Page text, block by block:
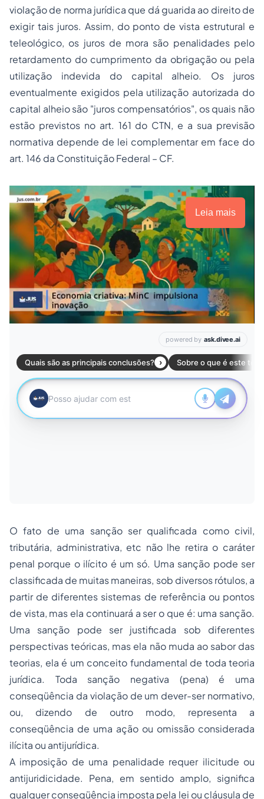
violação de norma jurídica que dá guarida ao direito de
exigir tais juros. Assim, do ponto de vista estrutural e
teleológico, os juros de mora são penalidades pelo
retardamento do cumprimento da obrigação ou pela
utilização indevida do capital alheio. Os juros
eventualmente exigidos pela utilização autorizada do
capital alheio são "juros compensatórios", os quais não
estão previstos no art. 161 do CTN, e a sua previsão
normativa depende de lei complementar em face do
art. 146 da Constituição Federal – CF.
Leia mais
O fato de uma sanção ser qualificada como civil,
tributária, administrativa, etc não lhe retira o caráter
penal porque o ilícito é um só. Uma sanção pode ser
classificada de muitas maneiras, sob diversos rótulos, a
partir de diferentes sistemas de referência ou pontos
de vista, mas ela continuará a ser o que é: uma sanção.
Uma sanção pode ser justificada sob diferentes
perspectivas teóricas, mas ela não muda ao sabor das
teorias, ela é um conceito fundamental de toda teoria
jurídica. Toda sanção negativa (pena) é uma
conseqüência da violação de um dever-ser normativo,
ou, dizendo de outro modo, representa a
conseqüência de uma ação ou omissão considerada
ilícita ou antijurídica.
A imposição de uma penalidade requer ilicitude ou
antijuridicidade. Pena, em sentido amplo, significa
qualquer conseqüência imposta pela lei ou cláusula de